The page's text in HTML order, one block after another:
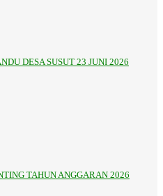
DESA SUSUT 23 JUNI 2026
TAHUN ANGGARAN 2026